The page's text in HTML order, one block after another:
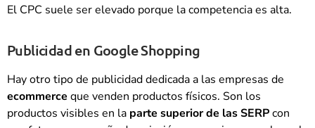
El CPC suele ser elevado porque la competencia es alta.
Publicidad en Google Shopping
Hay otro tipo de publicidad dedicada a las empresas de
ecommerce que venden productos físicos. Son los
productos visibles en la parte superior de las SERPcon